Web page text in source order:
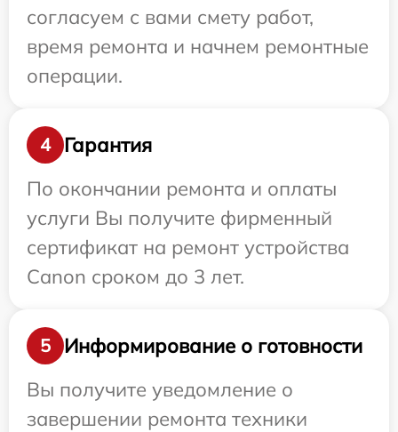
согласуем с вами смету работ,
время ремонта и начнем ремонтные
операции.
4
Гарантия
По окончании ремонта и оплаты
услуги Вы получите фирменный
сертификат на ремонт устройства
Canon сроком до 3 лет.
5
Информирование о готовности
Вы получите уведомление о
завершении ремонта техники